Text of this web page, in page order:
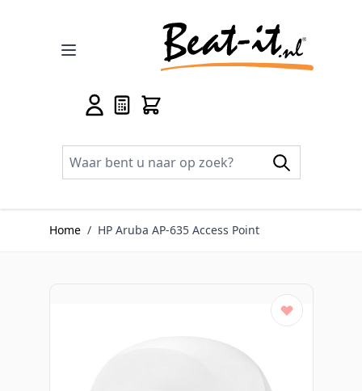
Home / HP Aruba AP-635 Access Point